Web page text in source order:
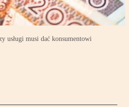
usługi musi dać konsumentowi